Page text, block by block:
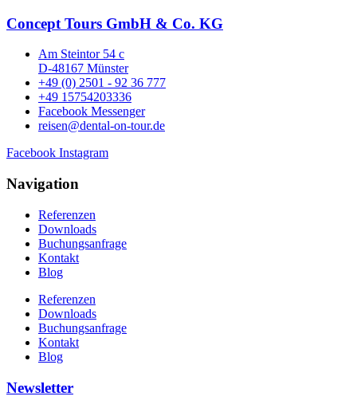
Concept Tours GmbH & Co. KG
Am Steintor 54 c
D-48167 Münster
+49 (0) 2501 - 92 36 777
+49 15754203336
Facebook Messenger
reisen@dental-on-tour.de
Facebook Instagram
Navigation
Referenzen
Downloads
Buchungsanfrage
Kontakt
Blog
Referenzen
Downloads
Buchungsanfrage
Kontakt
Blog
Newsletter